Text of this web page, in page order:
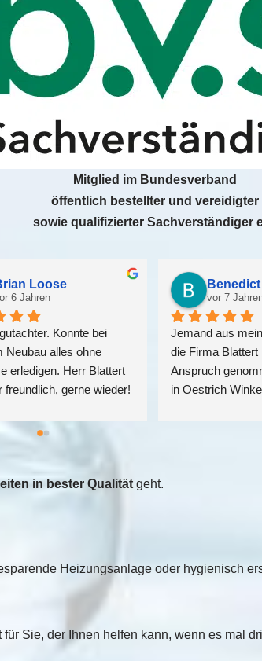
Mitglied im Bundesverband
öffentlich bestellter und vereidigter
sowie qualifizierter Sachverständiger
lavacca
6 Jahren
lange ein
im Kreis Winkel, für
nach
Kundenservice
Erfahrung.
Brian
vor 6 Jahren
Top
unserem Neubau
Probleme
war sehr
in bester Qualität geht.
Heizungsanlage oder hygienisch
Sie, der Ihnen helfen kann, wenn es mal